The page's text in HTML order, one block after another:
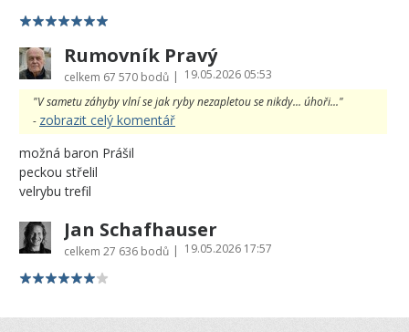
Rumovník Pravý
celkem 67 570 bodů | 19.05.2026 05:53
"V sametu záhyby vlní se jak ryby nezapletou se nikdy... úhoři..."
- zobrazit celý komentář
možná baron Prášil
peckou střelil
velrybu trefil
Jan Schafhauser
celkem 27 636 bodů | 19.05.2026 17:57